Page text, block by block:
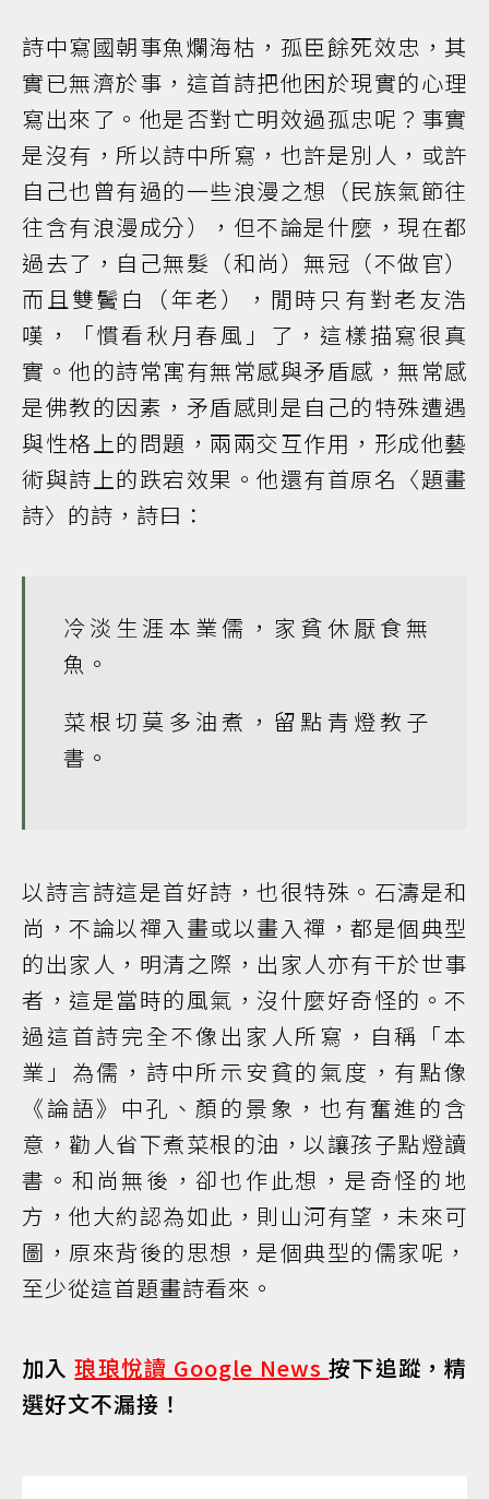
詩中寫國朝事魚爛海枯，孤臣餘死效忠，其
實已無濟於事，這首詩把他困於現實的心理
寫出來了。他是否對亡明效過孤忠呢？事實
是沒有，所以詩中所寫，也許是別人，或許
自己也曾有過的一些浪漫之想（民族氣節往
往含有浪漫成分），但不論是什麼，現在都
過去了，自己無髮（和尚）無冠（不做官）
而且雙鬢白（年老），閒時只有對老友浩
嘆，「慣看秋月春風」了，這樣描寫很真
實。他的詩常寓有無常感與矛盾感，無常感
是佛教的因素，矛盾感則是自己的特殊遭遇
與性格上的問題，兩兩交互作用，形成他藝
術與詩上的跌宕效果。他還有首原名〈題畫
詩〉的詩，詩曰：
冷淡生涯本業儒，家貧休厭食無
魚。
菜根切莫多油煮，留點青燈教子
書。
以詩言詩這是首好詩，也很特殊。石濤是和
尚，不論以禪入畫或以畫入禪，都是個典型
的出家人，明清之際，出家人亦有干於世事
者，這是當時的風氣，沒什麼好奇怪的。不
過這首詩完全不像出家人所寫，自稱「本
業」為儒，詩中所示安貧的氣度，有點像
《論語》中孔、顏的景象，也有奮進的含
意，勸人省下煮菜根的油，以讓孩子點燈讀
書。和尚無後，卻也作此想，是奇怪的地
方，他大約認為如此，則山河有望，未來可
圖，原來背後的思想，是個典型的儒家呢，
至少從這首題畫詩看來。
加入琅琅悅讀 Google News按下追蹤，精
選好文不漏接！